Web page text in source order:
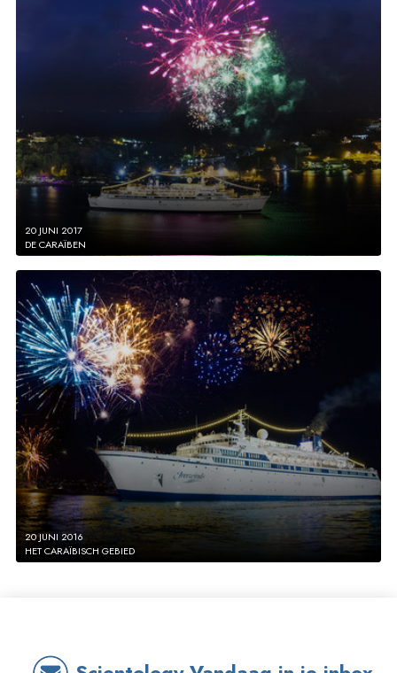
20 JUNI 2017
DE CARAÏBEN
20 JUNI 2016
HET CARAÏBISCH GEBIED